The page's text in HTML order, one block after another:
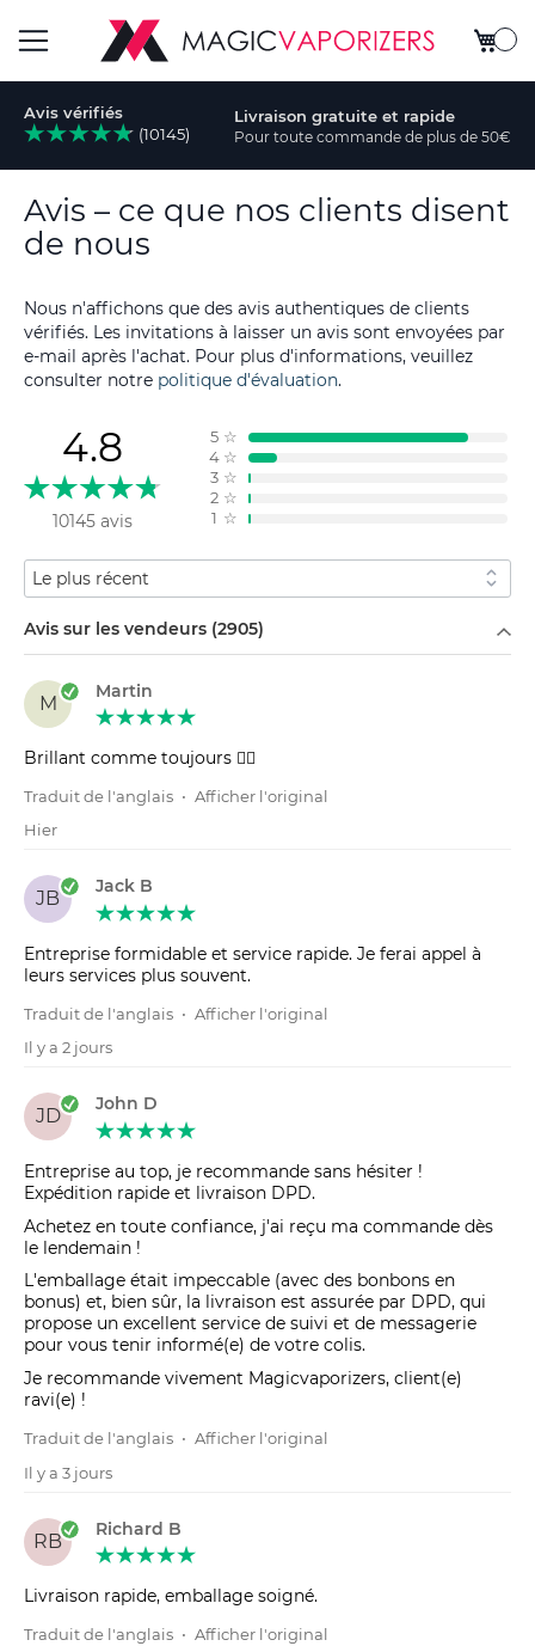
Basculer
la
navigation
Mon
Avis vérifiés
(10145)
Livraison gratuite et rapide
Pour toute commande de plus de 50€
Avis – ce que nos clients disent
de nous
Nous n'affichons que des avis authentiques de clients
vérifiés. Les invitations à laisser un avis sont envoyées par
e-mail après l'achat. Pour plus d'informations, veuillez
consulter notre politique d'évaluation.
4.8
10145 avis
5 ☆
4 ☆
3 ☆
2 ☆
1 ☆
Trier par
Avis sur les vendeurs (2905)
M
Martin
Brillant comme toujours 👌🏻
Traduit de l'anglais • Afficher l'original
Hier
JB
Jack B
Entreprise formidable et service rapide. Je ferai appel à
leurs services plus souvent.
Traduit de l'anglais • Afficher l'original
Il y a 2 jours
JD
John D
Entreprise au top, je recommande sans hésiter !
Expédition rapide et livraison DPD.
Achetez en toute confiance, j'ai reçu ma commande dès
le lendemain !
L'emballage était impeccable (avec des bonbons en
bonus) et, bien sûr, la livraison est assurée par DPD, qui
propose un excellent service de suivi et de messagerie
pour vous tenir informé(e) de votre colis.
Je recommande vivement Magicvaporizers, client(e)
ravi(e) !
Traduit de l'anglais • Afficher l'original
Il y a 3 jours
RB
Richard B
Livraison rapide, emballage soigné.
Traduit de l'anglais • Afficher l'original